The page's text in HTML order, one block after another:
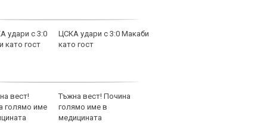
ЦСКА удари с 3:0 Макаби
като гост
Тъжна вест! Почина
голямо име в
медицината